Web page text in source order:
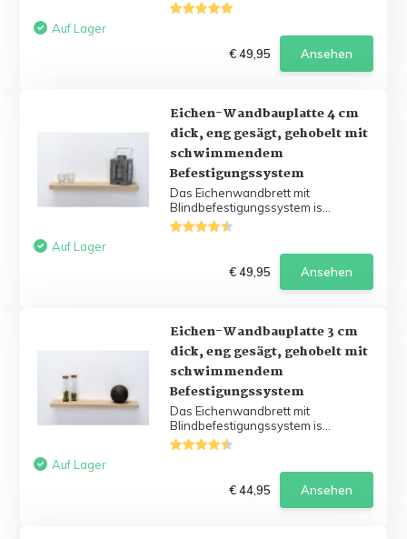
Auf Lager
€ 49,95
Ansehen
Eichen-Wandbauplatte 4 cm
dick, eng gesägt, gehobelt mit
schwimmendem
Befestigungssystem
Das Eichenwandbrett mit
Blindbefestigungssystem is...
Auf Lager
€ 49,95
Ansehen
Eichen-Wandbauplatte 3 cm
dick, eng gesägt, gehobelt mit
schwimmendem
Befestigungssystem
Das Eichenwandbrett mit
Blindbefestigungssystem is...
Auf Lager
€ 44,95
Ansehen